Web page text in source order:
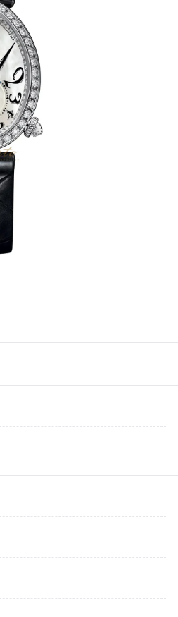
通常情況下，我們預計訂購時
詳情請瀏覽我們的預購訂金政策